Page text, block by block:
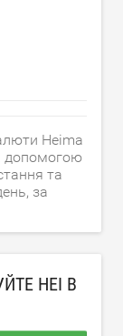
Heima
допомогою
та
за
HEI В